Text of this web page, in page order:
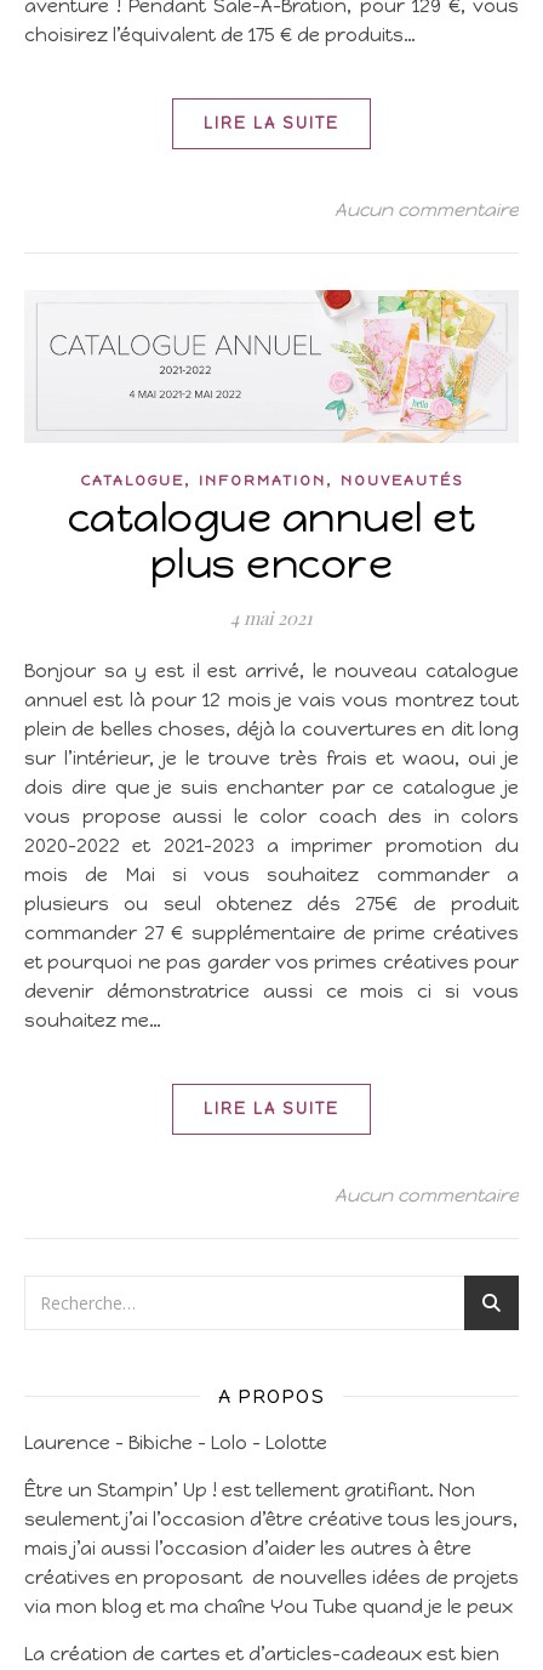
aventure ! Pendant Sale-A-Bration, pour 129 €, vous
choisirez l’équivalent de 175 € de produits…
LIRE LA SUITE
Aucun commentaire
CATALOGUE, INFORMATION , NOUVEAUTÉS
catalogue annuel et
plus encore
4 mai 2021
Bonjour sa y est il est arrivé, le nouveau catalogue
annuel est là pour 12 mois je vais vous montrez tout
plein de belles choses, déjà la couvertures en dit long
sur l’intérieur, je le trouve très frais et waou, oui je
dois dire que je suis enchanter par ce catalogue je
vous propose aussi le color coach des in colors
2020-2022 et 2021-2023 a imprimer promotion du
mois de Mai si vous souhaitez commander a
plusieurs ou seul obtenez dés 275€ de produit
commander 27 € supplémentaire de prime créatives
et pourquoi ne pas garder vos primes créatives pour
devenir démonstratrice aussi ce mois ci si vous
souhaitez me…
LIRE LA SUITE
Aucun commentaire
A PROPOS
Laurence – Bibiche – Lolo – Lolotte
Être un Stampin’ Up ! est tellement gratifiant. Non
seulement j’ai l’occasion d’être créative tous les jours,
mais j’ai aussi l’occasion d’aider les autres à être
créatives en proposant de nouvelles idées de projets
via mon blog et ma chaîne You Tube quand je le peux
La création de cartes et d’articles-cadeaux est bien